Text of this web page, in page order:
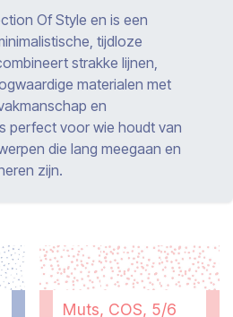
Of Style en is een
tijdloze
strakke lijnen,
materialen met
en
perfect voor wie houdt van
die lang meegaan en
zijn.
Muts, COS, 5/6